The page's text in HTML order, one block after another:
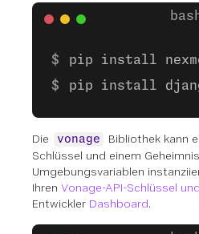
pip install
pip install
Die vonage
Bibliothek kann
Schlüssel und einem
Umgebungsvariablen
Ihren Vonage-API-Schlüssel
Entwickler Dashboard.